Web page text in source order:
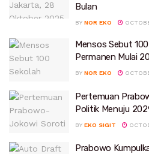
Bulan
BY NOR EKO
Mensos Sebut
Permanen Mulai
BY NOR EKO
Pertemuan
Politik Menuju
BY EKO SIGIT
Prabowo